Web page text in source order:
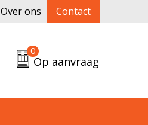
Over ons Contact
0
Op aanvraag